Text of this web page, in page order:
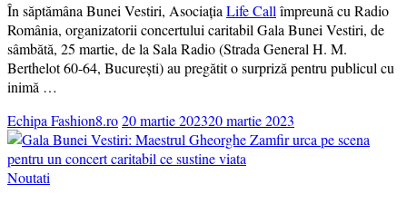
În săptămâna Bunei Vestiri, AsociațiaLife Callîmpreună cu Radio
România, organizatorii concertului caritabil Gala Bunei Vestiri, de
sâmbătă, 25 martie, de la Sala Radio (Strada General H. M.
Berthelot 60-64, București) au pregătit o surpriză pentru publicul cu
inimă …
Echipa Fashion8.ro20 martie 202320 martie 2023
Noutati